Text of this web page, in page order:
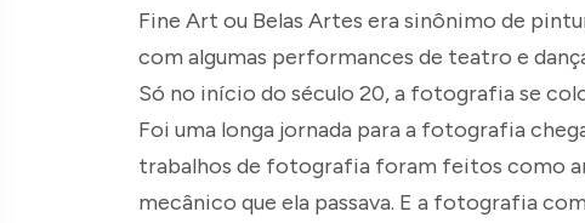
Fine Art ou Belas Artes era sinônimo de
com algumas performances de teatro e
Só no início do século 20, a fotografia se
Foi uma longa jornada para a fotografia
trabalhos de fotografia foram feitos como
mecânico que ela passava. E a fotografia